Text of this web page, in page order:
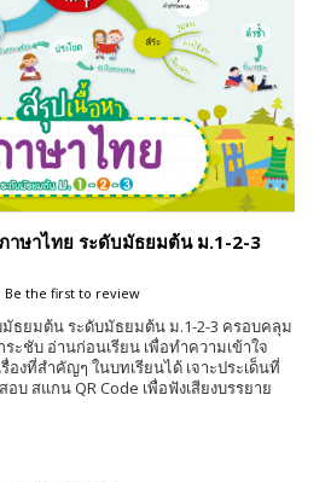
าษาไทย ระดับมัธยมต้น ม.1-2-3
Be the first to review
ธยมต้น ระดับมัธยมต้น ม.1-2-3 ครอบคลุม
ะชับ อ่านก่อนเรียน เพื่อทำความเข้าใจ
องที่สำคัญๆ ในบทเรียนได้ เจาะประเด็นที่
บ สแกน QR Code เพื่อฟังเสียงบรรยาย